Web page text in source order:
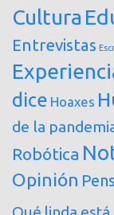
Cultura
Entrevistas
dice Hoaxes
de la
Robótica
Opinión